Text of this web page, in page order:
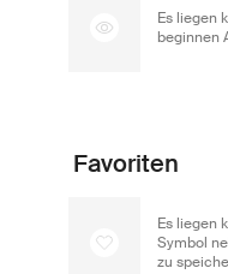
Es liegen
beginnen
Favoriten
Es liegen
Symbol
zu